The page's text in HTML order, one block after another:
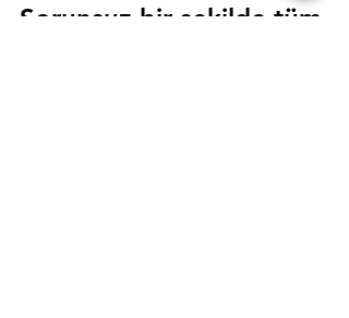
Sorunsuz bir şekilde tüm